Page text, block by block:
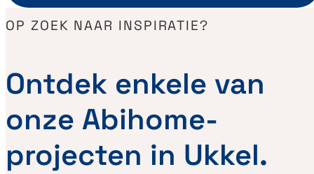
OP ZOEK NAAR INSPIRATIE?
Ontdek enkele van
onze Abihome-
projecten in Ukkel.